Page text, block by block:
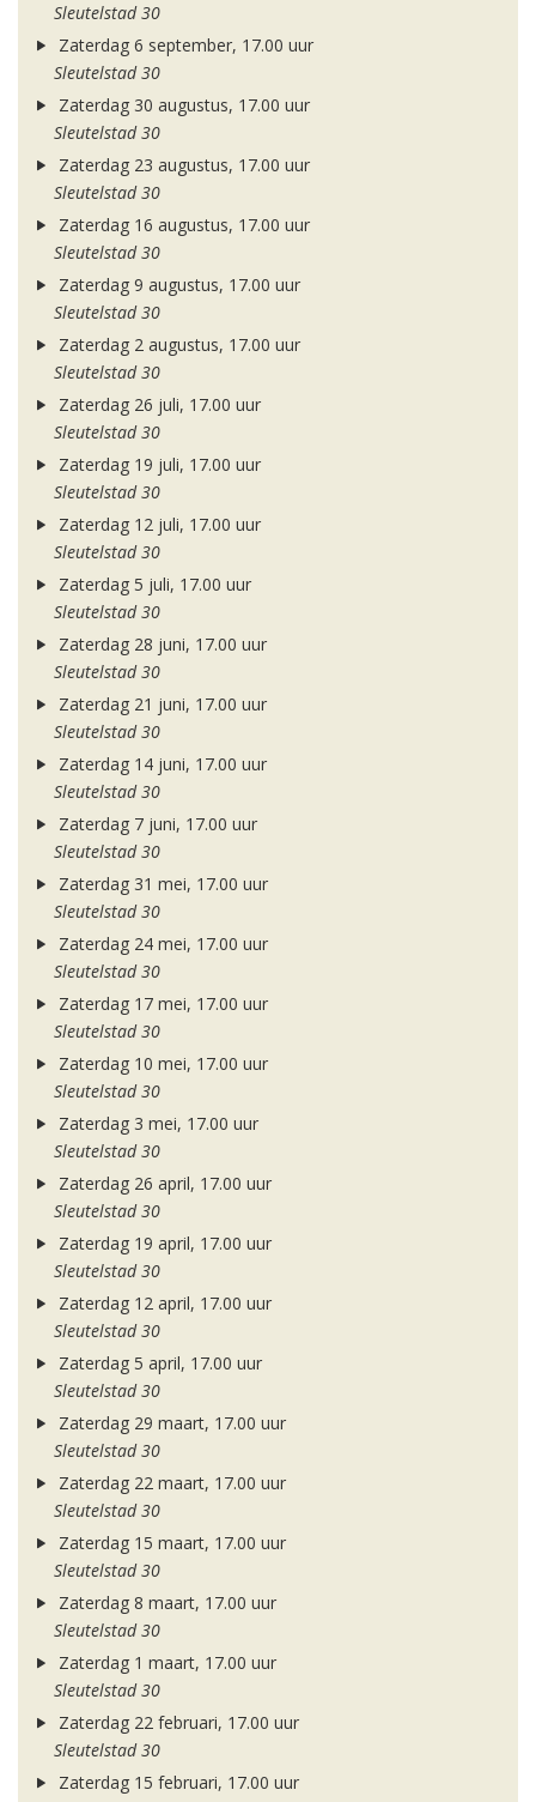
Sleutelstad 30
Zaterdag 6 september, 17.00 uur
Sleutelstad 30
Zaterdag 30 augustus, 17.00 uur
Sleutelstad 30
Zaterdag 23 augustus, 17.00 uur
Sleutelstad 30
Zaterdag 16 augustus, 17.00 uur
Sleutelstad 30
Zaterdag 9 augustus, 17.00 uur
Sleutelstad 30
Zaterdag 2 augustus, 17.00 uur
Sleutelstad 30
Zaterdag 26 juli, 17.00 uur
Sleutelstad 30
Zaterdag 19 juli, 17.00 uur
Sleutelstad 30
Zaterdag 12 juli, 17.00 uur
Sleutelstad 30
Zaterdag 5 juli, 17.00 uur
Sleutelstad 30
Zaterdag 28 juni, 17.00 uur
Sleutelstad 30
Zaterdag 21 juni, 17.00 uur
Sleutelstad 30
Zaterdag 14 juni, 17.00 uur
Sleutelstad 30
Zaterdag 7 juni, 17.00 uur
Sleutelstad 30
Zaterdag 31 mei, 17.00 uur
Sleutelstad 30
Zaterdag 24 mei, 17.00 uur
Sleutelstad 30
Zaterdag 17 mei, 17.00 uur
Sleutelstad 30
Zaterdag 10 mei, 17.00 uur
Sleutelstad 30
Zaterdag 3 mei, 17.00 uur
Sleutelstad 30
Zaterdag 26 april, 17.00 uur
Sleutelstad 30
Zaterdag 19 april, 17.00 uur
Sleutelstad 30
Zaterdag 12 april, 17.00 uur
Sleutelstad 30
Zaterdag 5 april, 17.00 uur
Sleutelstad 30
Zaterdag 29 maart, 17.00 uur
Sleutelstad 30
Zaterdag 22 maart, 17.00 uur
Sleutelstad 30
Zaterdag 15 maart, 17.00 uur
Sleutelstad 30
Zaterdag 8 maart, 17.00 uur
Sleutelstad 30
Zaterdag 1 maart, 17.00 uur
Sleutelstad 30
Zaterdag 22 februari, 17.00 uur
Sleutelstad 30
Zaterdag 15 februari, 17.00 uur